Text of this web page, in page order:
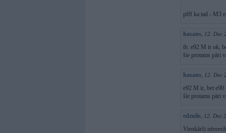
pfff ka tad - M3
hasans, 12. Dec
tb. e92 M ir ok,
šie protams pāri
hasans, 12. Dec
e92 M ir, bet
šie protams pāri
edzulis, 12. Dec
Vienkārši